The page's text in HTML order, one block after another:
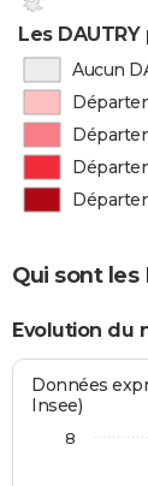
Les
Aucun
Qui sont les
Evolution du
Données
Insee)
8